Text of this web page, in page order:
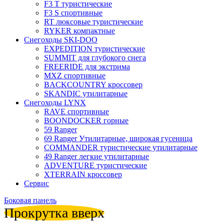
F3 T туристические
F3 S спортивные
RT люксовые туристические
RYKER компактные
Снегоходы SKI-DOO
EXPEDITION туристические
SUMMIT для глубокого снега
FREERIDE для экстрима
MXZ cпортивные
BACKCOUNTRY кроссовер
SKANDIC утилитарные
Снегоходы LYNX
RAVE спортивные
BOONDOCKER горные
59 Ranger
69 Ranger Утилитарные, широкая гусеница
COMMANDER туристические утилитарные
49 Ranger легкие утилитарные
ADVENTURE туристические
XTERRAIN кроссовер
Сервис
Боковая панель
Прокрутка вверх